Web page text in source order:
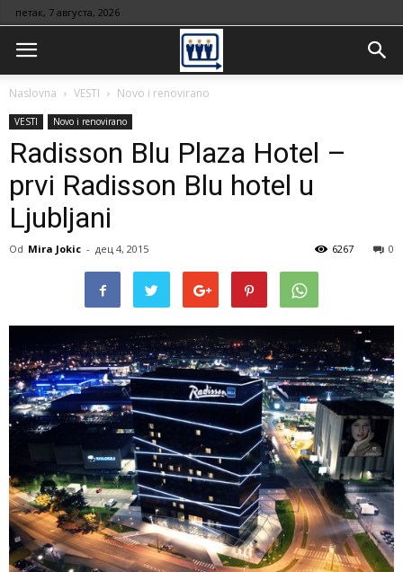
петак, 7 августа, 2026
Naslovna VESTI Novo i renovirano
VESTI Novo i renovirano
Radisson Blu Plaza Hotel –
prvi Radisson Blu hotel u
Ljubljani
Od Mira Jokic - дец 4, 2015 0
6267